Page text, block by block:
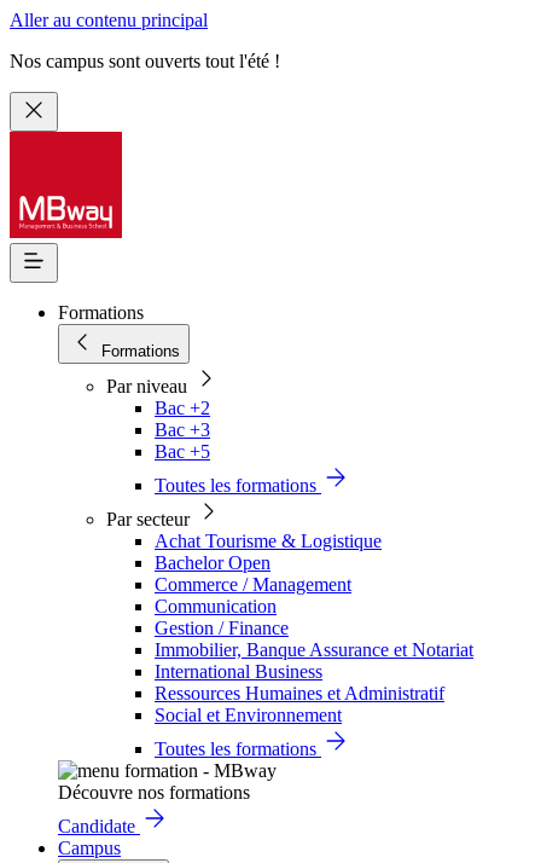
Aller au contenu principal
Nos campus sont ouverts tout l'été !
Formations
Formations
Par niveau
Bac +2
Bac +3
Bac +5
Toutes les formations
Par secteur
Achat Tourisme & Logistique
Bachelor Open
Commerce / Management
Communication
Gestion / Finance
Immobilier, Banque Assurance et Notariat
International Business
Ressources Humaines et Administratif
Social et Environnement
Toutes les formations
Découvre nos formations
Candidate
Campus